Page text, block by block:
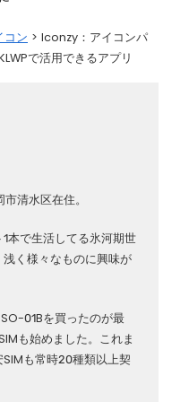
コン
Iconzy：アイコンパ
で活用できるアプリ
清水区在住。
本で生活してる氷河期世
く様々なものに興味が
01Bを買ったのが最
も始めました。これま
も常時20種類以上契